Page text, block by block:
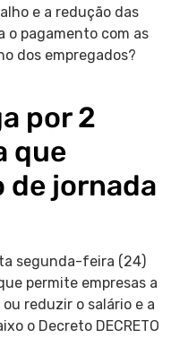
e a redução das
o pagamento com as
dos empregados?
por 2
que
de jornada
segunda-feira (24)
permite empresas a
reduzir o salário e a
o Decreto DECRETO